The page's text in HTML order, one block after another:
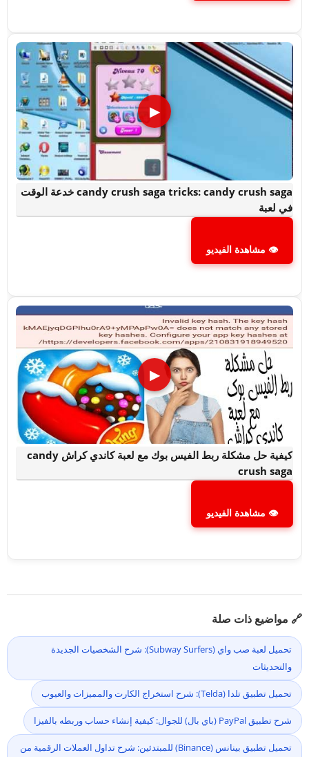
▶
candy crush saga tricks: candy crush saga خدعة الوقت
في لعبة
👁 مشاهدة الفيديو
▶
كيفية حل مشكلة ربط الفيس بوك مع لعبة كاندي كراش candy
crush saga
👁 مشاهدة الفيديو
🔗 مواضيع ذات صلة
تحميل لعبة صب واي (Subway Surfers): شرح الشخصيات الجديدة
والتحديثات
تحميل تطبيق تلدا (Telda): شرح استخراج الكارت والمميزات والعيوب
شرح تطبيق PayPal (باي بال) للجوال: كيفية إنشاء حساب وربطه بالفيزا
تحميل تطبيق بينانس (Binance) للمبتدئين: شرح تداول العملات الرقمية من